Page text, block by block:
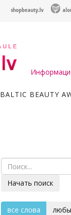
shopbeauty.lv
BALTIC BEAUTY
Начать поиск
все слова